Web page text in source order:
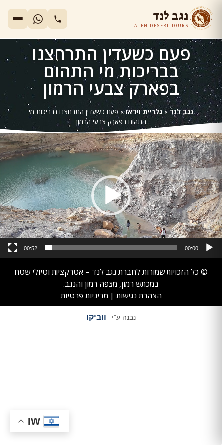
נגב לנד
ALEN DESERT TOURS
פעם כשעדין התרחצנו
בבריכות מי התהום
בפארק צבעי הרמון
נגב לנד » גלריית וידאו» פעם כשעדין התרחצנו בבריכות מי
התהום בפארק צבעי הרמון
נגן
וידאו
00:00
00:52
© כל הזכויות שמורות לחברת נגב לנד – אטרקציות וטיולי שטח
במכתש רמון, מצפה רמון והנגב.
הצהרת נגישות | מדיניות פרטיות
נבנה ע"י: ווביקו
IW